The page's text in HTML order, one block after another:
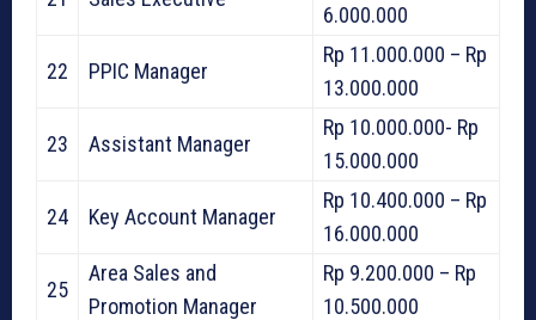
6.000.000
22 PPIC Manager
Rp 11.000.000 – Rp
13.000.000
23 Assistant Manager
Rp 10.000.000- Rp
15.000.000
24 Key Account Manager
Rp 10.400.000 – Rp
16.000.000
25
Area Sales and
Promotion Manager
Rp 9.200.000 – Rp
10.500.000